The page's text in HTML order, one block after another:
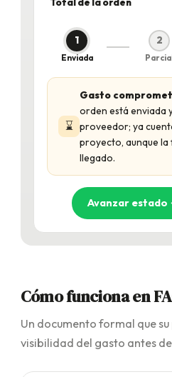
1
Enviada
2
⌛
Gasto
orden está enviada
proveedor; ya
proyecto, aunque
llegado.
Avanzar estado
Cómo funciona en
Un documento formal que
visibilidad del gasto antes